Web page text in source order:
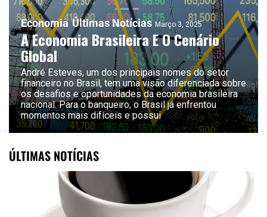
Monitore todos os mercados no TradingView
Economia Últimas Notícias Março 3, 2025
A Economia Brasileira E O Cenário
Global
André Esteves, um dos principais nomes do setor
financeiro no Brasil, tem uma visão diferenciada sobre
os desafios e oportunidades da economia brasileira
nacional. Para o banqueiro, o Brasil já enfrentou
momentos mais difíceis e possui
ÚLTIMAS NOTÍCIAS